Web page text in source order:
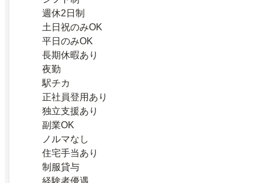
週休2日制
土日祝のみOK
平日のみOK
長期休暇あり
夜勤
駅チカ
正社員登用あり
独立支援あり
副業OK
ノルマなし
住宅手当あり
制服貸与
経験者優遇